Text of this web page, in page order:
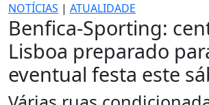
NOTÍCIAS | ATUALIDADE
Benfica-Sporting:
Lisboa preparado
eventual festa este